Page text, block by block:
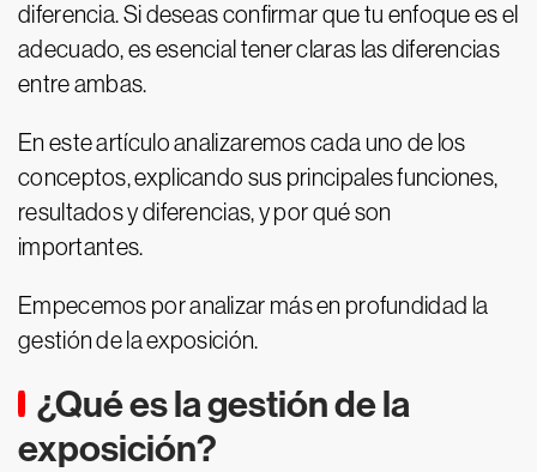
diferencia. Si deseas confirmar que tu enfoque es el
adecuado, es esencial tener claras las diferencias
entre ambas.
En este artículo analizaremos cada uno de los
conceptos, explicando sus principales funciones,
resultados y diferencias, y por qué son
importantes.
Empecemos por analizar más en profundidad la
gestión de la exposición.
¿Qué es la gestión de la
exposición?